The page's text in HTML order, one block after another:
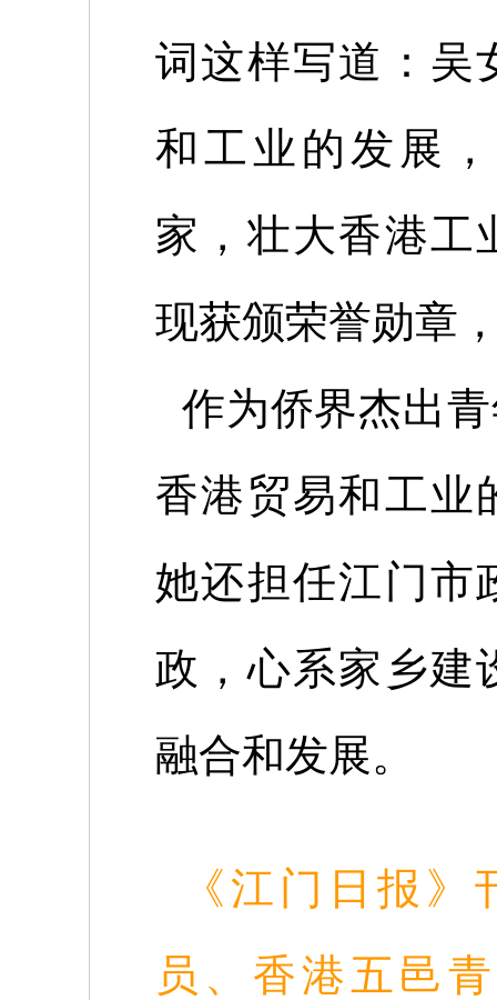
词这样写道：吴
和工业的发展
家，壮大香港工
现获颁荣誉勋章
作为侨界杰出
香港贸易和工业
她还担任江门市
政，心系家乡建
融合和发展。
《江门日报
员、香港五邑